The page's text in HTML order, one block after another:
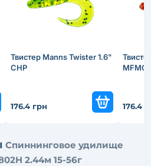
Твистер Manns Twister 1.6"
CHP
176.4 грн
MFMO
176.4
Спиннинговое удилище
2.44м 15-56г